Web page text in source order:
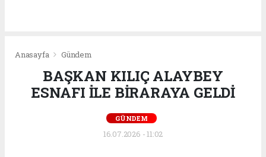
Anasayfa Gündem
BAŞKAN KILIÇ ALAYBEY
ESNAFI İLE BİRARAYA GELDİ
GÜNDEM
16.07.2026 - 11:02